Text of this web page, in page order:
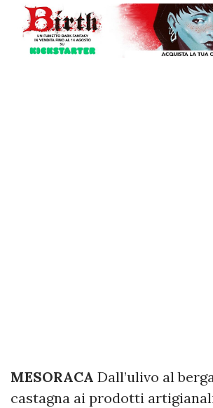
MESORACA Dall’ulivo al
castagna ai prodotti